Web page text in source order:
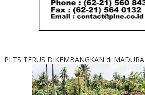
PLTS TERUS DIKEMBANGKAN di MADURA